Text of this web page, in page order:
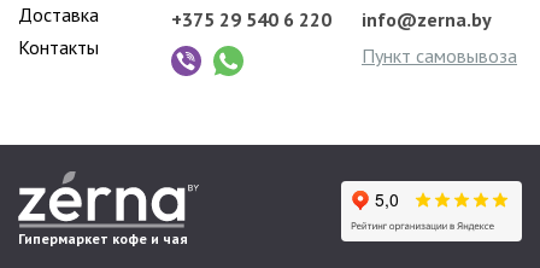
Доставка
Контакты
+375 29 540 6 220
info@zerna.by
Пункт самовывоза
Гипермаркет кофе и чая